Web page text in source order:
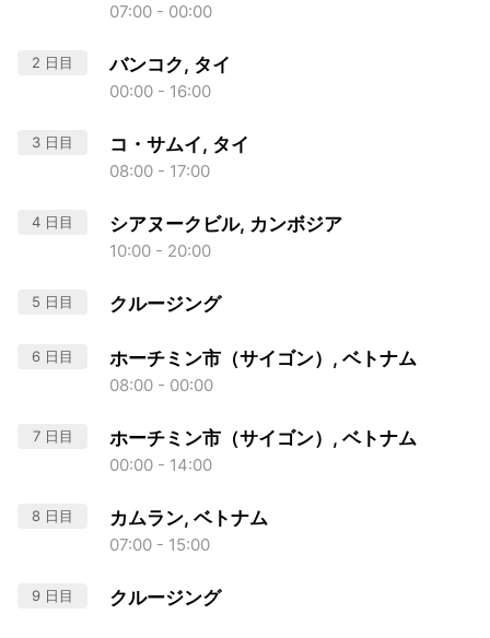
07:00 - 00:00
2 日目 バンコク, タイ
00:00 - 16:00
3 日目 コ・サムイ, タイ
08:00 - 17:00
4 日目 シアヌークビル, カンボジア
10:00 - 20:00
5 日目 クルージング
6 日目 ホーチミン市（サイゴン）, ベトナム
08:00 - 00:00
7 日目 ホーチミン市（サイゴン）, ベトナム
00:00 - 14:00
8 日目 カムラン, ベトナム
07:00 - 15:00
9 日目 クルージング